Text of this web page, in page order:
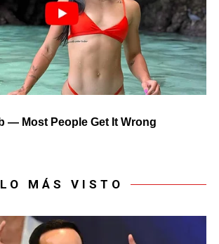
LO MÁS VISTO